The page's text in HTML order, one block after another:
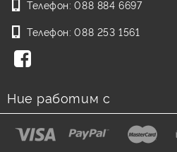
Телефон: 088 884 6697
Телефон: 088 253 1561
Ние работим с